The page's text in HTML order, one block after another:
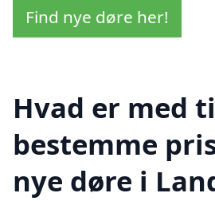
Find nye døre her!
Hvad er med
bestemme
nye døre i